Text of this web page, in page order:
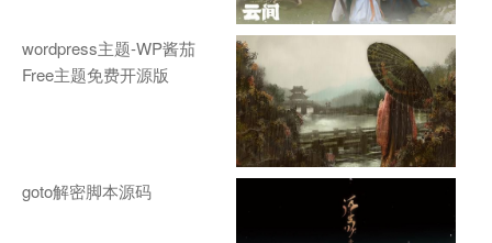
wordpress主题-WP酱茄
Free主题免费开源版
goto解密脚本源码